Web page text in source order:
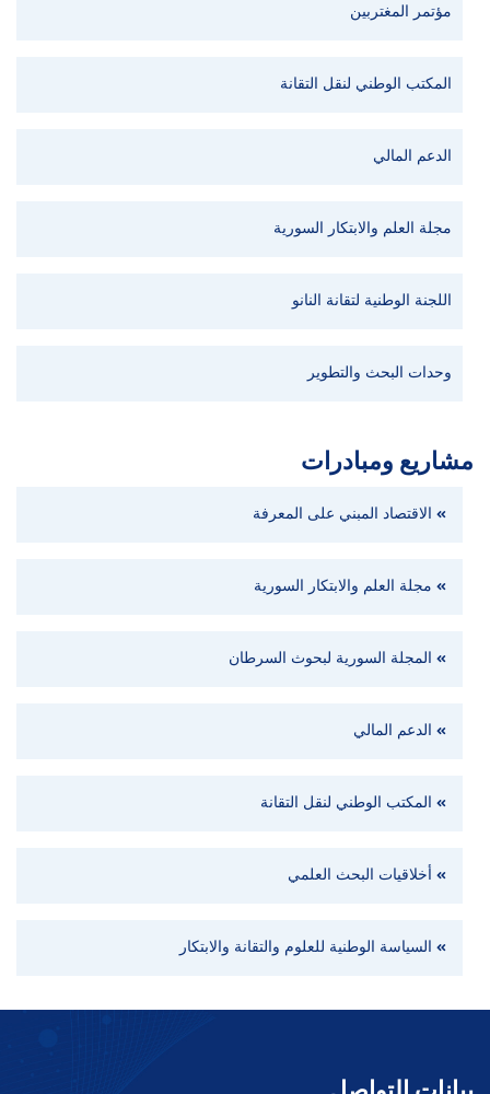
مؤتمر المغتربين
المكتب الوطني لنقل التقانة
الدعم المالي
مجلة العلم والابتكار السورية
اللجنة الوطنية لتقانة النانو
وحدات البحث والتطوير
مشاريع ومبادرات
الاقتصاد المبني على المعرفة
مجلة العلم والابتكار السورية
المجلة السورية لبحوث السرطان
الدعم المالي
المكتب الوطني لنقل التقانة
أخلاقيات البحث العلمي
السياسة الوطنية للعلوم والتقانة والابتكار